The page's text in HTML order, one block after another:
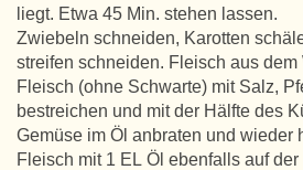
liegt. Etwa 45 Min. stehen lassen.
Zwiebeln schneiden, Karotten
streifen schneiden. Fleisch aus dem
Fleisch (ohne Schwarte) mit Salz,
bestreichen und mit der Hälfte des
Gemüse im Öl anbraten und wieder
Fleisch mit 1 EL Öl ebenfalls auf